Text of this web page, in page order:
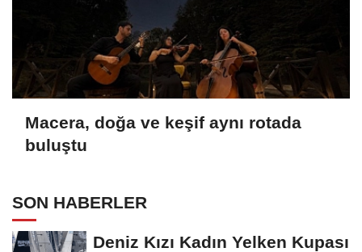
Macera, doğa ve keşif aynı rotada
buluştu
SON HABERLER
Deniz Kızı Kadın Yelken Kupası